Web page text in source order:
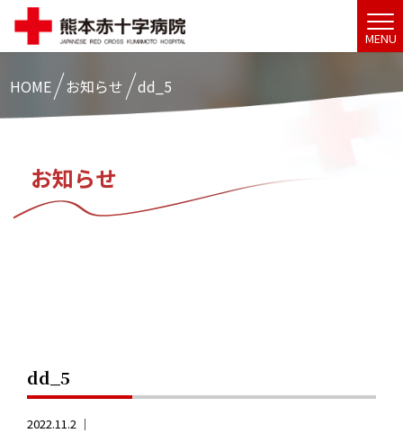
MENU
HOME お知らせ dd_5
お知らせ
dd_5
2022.11.2 ｜